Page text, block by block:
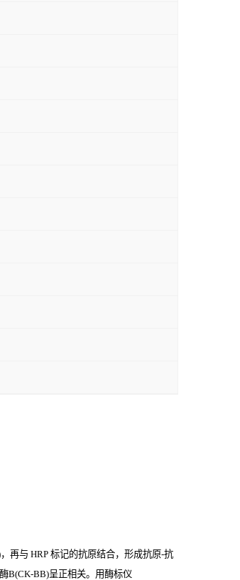
再与 HRP 标记的抗原结合，形成抗原-抗
B(CK-BB)呈正相关。用酶标仪